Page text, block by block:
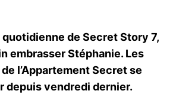
quotidienne de Secret Story 7,
embrasser Stéphanie. Les
l’Appartement Secret se
depuis vendredi dernier.